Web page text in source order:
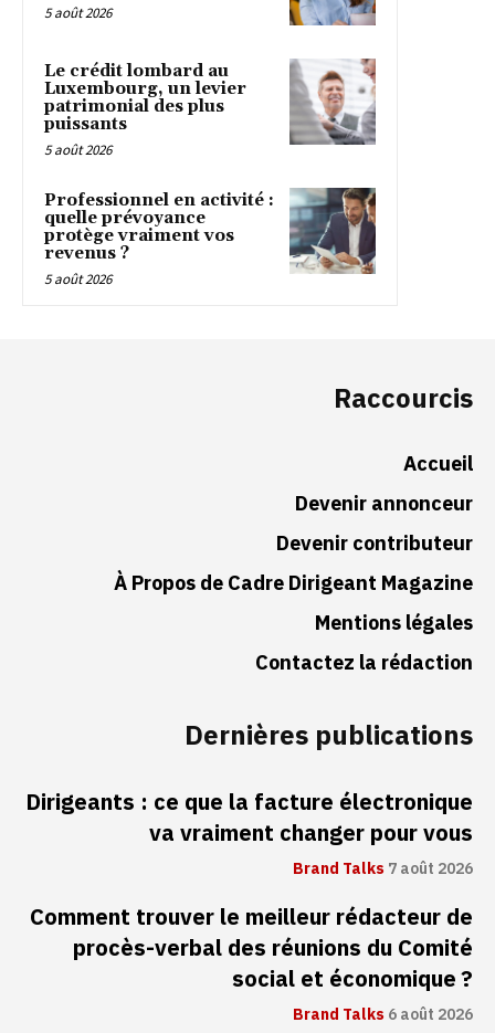
5 août 2026
Le crédit lombard au
Luxembourg, un levier
patrimonial des plus
puissants
5 août 2026
Professionnel en activité :
quelle prévoyance
protège vraiment vos
revenus ?
5 août 2026
Raccourcis
Accueil
Devenir annonceur
Devenir contributeur
À Propos de Cadre Dirigeant Magazine
Mentions légales
Contactez la rédaction
Dernières publications
Dirigeants : ce que la facture électronique
va vraiment changer pour vous
Brand Talks7 août 2026
Comment trouver le meilleur rédacteur de
procès-verbal des réunions du Comité
social et économique ?
Brand Talks6 août 2026